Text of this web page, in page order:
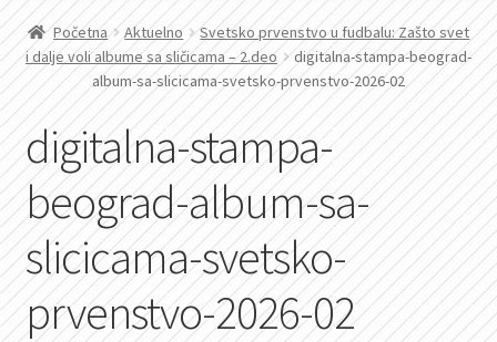
PROIZVODI
USLUGE
AKTUELNO
KONTAKT
PRETRAGA
Početna Aktuelno
Svetsko prvenstvo u fudbalu: Zašto svet
i dalje voli albume sa sličicama – 2.deo
digitalna-stampa-beograd-
album-sa-slicicama-svetsko-prvenstvo-2026-02
digitalna-stampa-
beograd-album-sa-
slicicama-svetsko-
prvenstvo-2026-02